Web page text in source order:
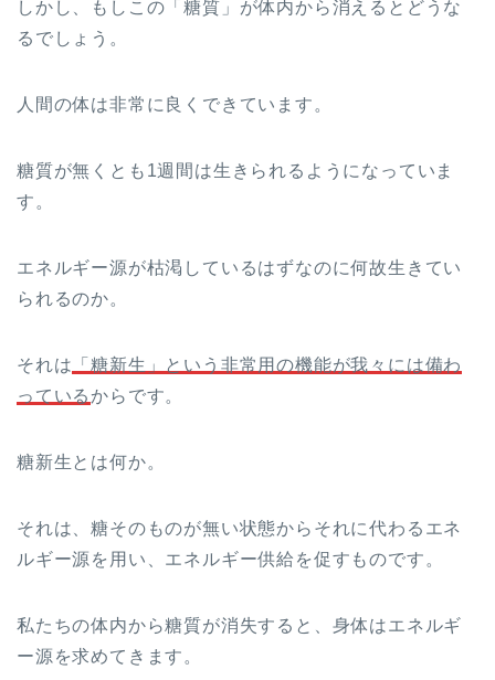
しかし、もしこの「糖質」が体内から消えるとどうな
るでしょう。
人間の体は非常に良くできています。
糖質が無くとも1週間は生きられるようになっていま
す。
エネルギー源が枯渇しているはずなのに何故生きてい
られるのか。
それは 「糖新生」という非常用の機能が我々には備わ
っているからです。
糖新生とは何か。
それは、糖そのものが無い状態からそれに代わるエネ
ルギー源を用い、エネルギー供給を促すものです。
私たちの体内から糖質が消失すると、身体はエネルギ
ー源を求めてきます。